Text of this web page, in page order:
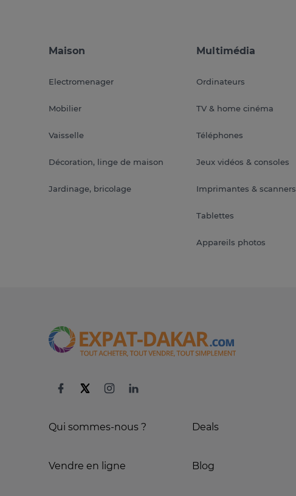
Maison
Electromenager
Mobilier
Vaisselle
Décoration, linge de maison
Jardinage, bricolage
Multimédia
Ordinateurs
TV & home cinéma
Téléphones
Jeux vidéos & consoles
Imprimantes & scanners
Tablettes
Appareils photos
Qui sommes-nous ?
Vendre en ligne
Deals
Blog